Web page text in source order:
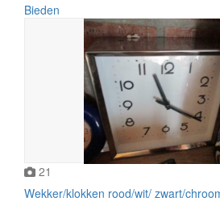
Bieden
21
Wekker/klokken rood/wit/ zwart/